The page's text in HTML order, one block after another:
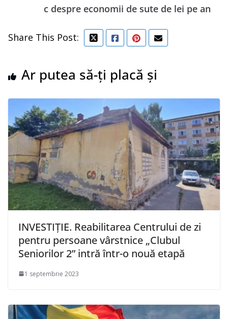
c despre economii de sute de lei pe an
Share This Post:
Ar putea să-ți placă și
INVESTIȚIE. Reabilitarea Centrului de zi
pentru persoane vârstnice „Clubul
Seniorilor 2” intră într-o nouă etapă
1 septembrie 2023